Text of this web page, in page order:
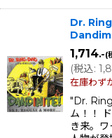
Dr.
1,714.-(
(税込:
在庫わず
"Dr.
ム！！
き来。